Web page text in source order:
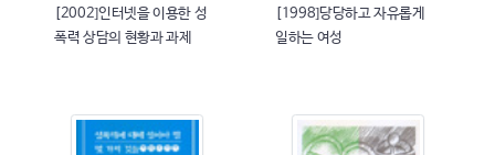
[2002]인터넷을 이용한 성
폭력 상담의 현황과 과제
[1998]당당하고 자유롭게
일하는 여성